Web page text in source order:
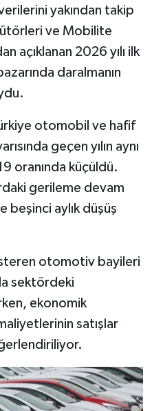
yakından takip
ve Mobilite
açıklanan 2026 yılı ilk
daralmanın
otomobil ve hafif
geçen yılın aynı
oranında küçüldü.
gerileme devam
beşinci aylık düşüş
otomotiv bayileri
sektördeki
ekonomik
satışlar